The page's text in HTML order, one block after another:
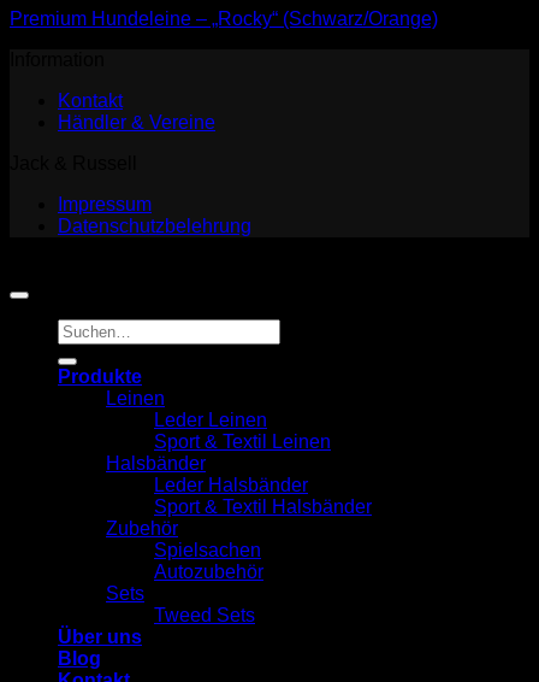
Premium Hundeleine – „Rocky“ (Schwarz/Orange)
Kontakt
Händler & Vereine
Impressum
Datenschutzbelehrung
Suchen
nach:
Produkte
Leinen
Leder Leinen
Sport & Textil Leinen
Halsbänder
Leder Halsbänder
Sport & Textil Halsbänder
Zubehör
Spielsachen
Autozubehör
Sets
Tweed Sets
Über uns
Blog